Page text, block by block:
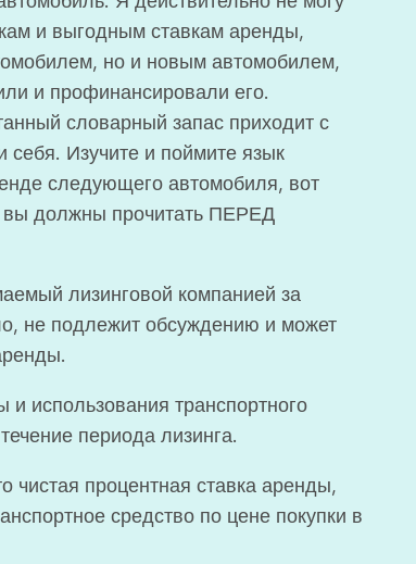
и выгодным ставкам аренды,
но и новым автомобилем,
и профинансировали его.
словарный запас приходит с
Изучите и поймите язык
следующего автомобиля, вот
вы должны прочитать ПЕРЕД
лизинговой компанией за
не подлежит обсуждению и может
и использования транспортного
периода лизинга.
чистая процентная ставка аренды,
средство по цене покупки в